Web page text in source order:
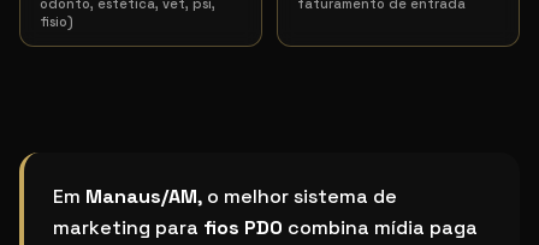
odonto, estética, vet, psi,
fisio)
faturamento de entrada
Qual o melhor sistema de marketing para fios PDO
Em Manaus/AM, o melhor sistema de
marketing para fios PDO combina mídia paga